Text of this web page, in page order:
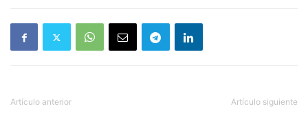
Artículo anterior Artículo siguiente